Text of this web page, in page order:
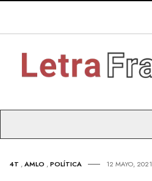
4T ,AMLO ,POLÍTICA 12 MAYO, 2021